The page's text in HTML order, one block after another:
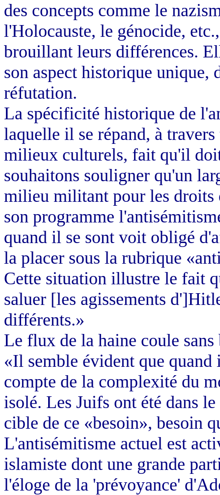
des concepts comme le
l'Holocauste, le génocide,
brouillant leurs différences.
son aspect historique unique,
réfutation.
La spécificité historique de
laquelle il se répand, à
milieux culturels, fait qu'il
souhaitons souligner qu'un
milieu militant pour les droits
son programme
quand il se sont voit obligé
la placer sous la rubrique
Cette situation illustre le fait
saluer [les agissements
différents.»
Le flux de la haine coule sans
«Il semble évident que
compte de la complexité du
isolé. Les Juifs ont été dans
cible de ce «besoin», besoin
L'antisémitisme actuel est
islamiste dont une grande
l'éloge de la 'prévoyance'